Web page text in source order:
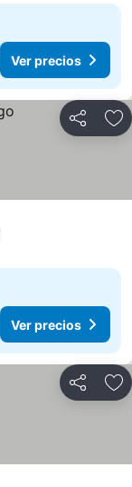
Ver precios
Compartir
Ver precios
Compartir